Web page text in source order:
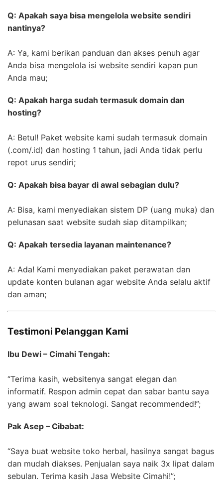
Q: Apakah saya bisa mengelola website sendiri
nantinya?
A: Ya, kami berikan panduan dan akses penuh agar
Anda bisa mengelola isi website sendiri kapan pun
Anda mau;
Q: Apakah harga sudah termasuk domain dan
hosting?
A: Betul! Paket website kami sudah termasuk domain
(.com/.id) dan hosting 1 tahun, jadi Anda tidak perlu
repot urus sendiri;
Q: Apakah bisa bayar di awal sebagian dulu?
A: Bisa, kami menyediakan sistem DP (uang muka) dan
pelunasan saat website sudah siap ditampilkan;
Q: Apakah tersedia layanan maintenance?
A: Ada! Kami menyediakan paket perawatan dan
update konten bulanan agar website Anda selalu aktif
dan aman;
Testimoni Pelanggan Kami
Ibu Dewi – Cimahi Tengah:
“Terima kasih, websitenya sangat elegan dan
informatif. Respon admin cepat dan sabar bantu saya
yang awam soal teknologi. Sangat recommended!”;
Pak Asep – Cibabat:
“Saya buat website toko herbal, hasilnya sangat bagus
dan mudah diakses. Penjualan saya naik 3x lipat dalam
sebulan. Terima kasih Jasa Website Cimahi!”;